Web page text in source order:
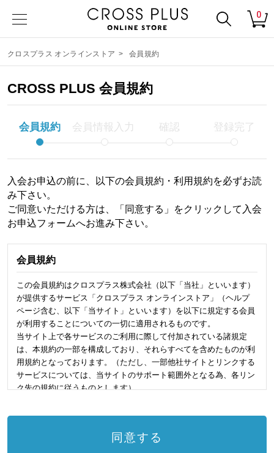
0
クロスプラス オンラインストア > 会員規約
CROSS PLUS 会員規約
会員規約 会員情報入力 確認 登録完了
入会お申込の前に、以下の会員規約・利用規約を必ずお読
み下さい。
ご同意いただける方は、「同意する」をクリックして入会
お申込フォームへお進み下さい。
会員規約
この会員規約はクロスプラス株式会社（以下「当社」といいます）
が提供するサービス「クロスプラス オンラインストア」（ヘルプ
ページ含む、以下「当サイト」といいます）を以下に規定する会員
が利用することについての一切に適用されるものです。
当サイト上で各サービスのご利用に際して付加されている諸規定
は、本規約の一部を構成しており、それらすべてを含めたものが利
用規約となっております。（ただし、一部他社サイトとリンクする
サービスについては、当サイトのサポート範囲外となる為、各リン
ク先の規約に従うものとします）
本規約の変更にご注意下さい
1. 当社は、会員の了承を得ることなく本規約を随時変更することが
同意する